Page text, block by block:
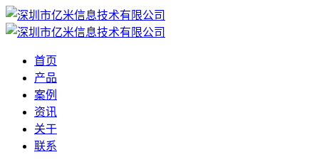
首页
产品
案例
资讯
关于
联系